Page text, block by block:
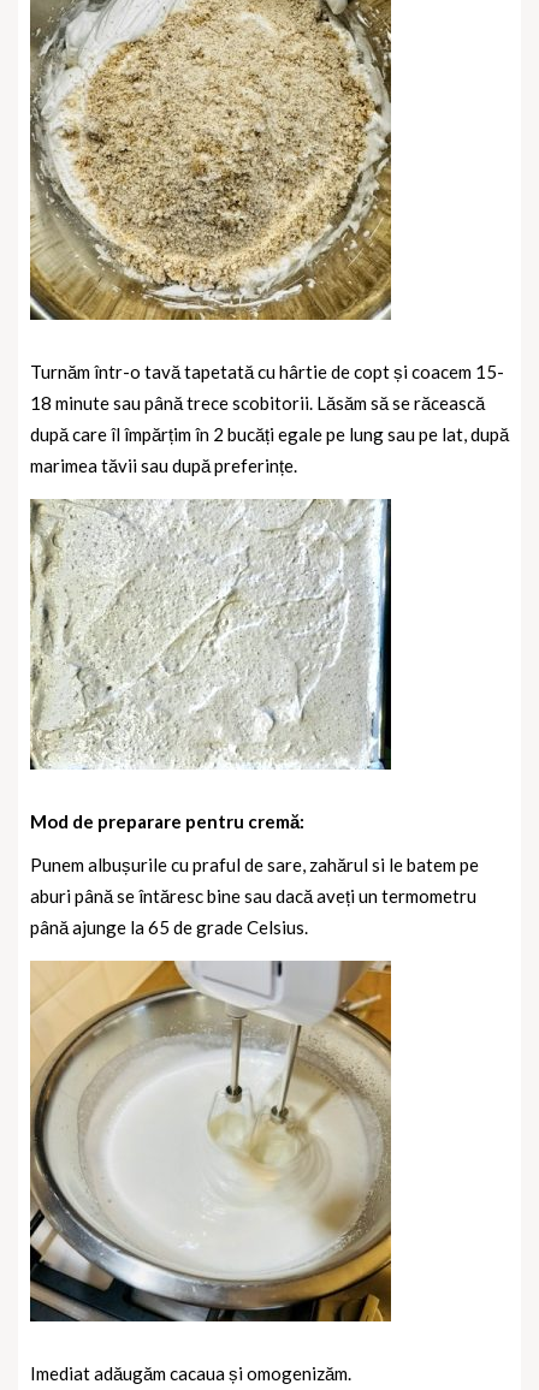
Turnăm într-o tavă tapetată cu hârtie de copt și coacem 15-
18 minute sau până trece scobitorii. Lăsăm să se răcească
după care îl împărțim în 2 bucăți egale pe lung sau pe lat, după
marimea tăvii sau după preferințe.
Mod de preparare pentru cremă:
Punem albușurile cu praful de sare, zahărul si le batem pe
aburi până se întăresc bine sau dacă aveți un termometru
până ajunge la 65 de grade Celsius.
Imediat adăugăm cacaua și omogenizăm.